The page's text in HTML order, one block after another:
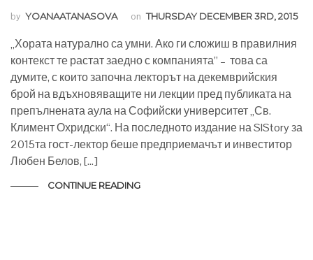
by YOANAATANASOVA on THURSDAY DECEMBER 3RD, 2015
„Хората натурално са умни. Ако ги сложиш в правилния
контекст те растат заедно с компанията” – това са
думите, с които започна лекторът на декемврийския
брой на вдъхновяващите ни лекции пред публиката на
препълнената аула на Софийски университет „Св.
Климент Охридски“. На последното издание на SIStory за
2015та гост-лектор беше предприемачът и инвеститор
Любен Белов, […]
CONTINUE READING